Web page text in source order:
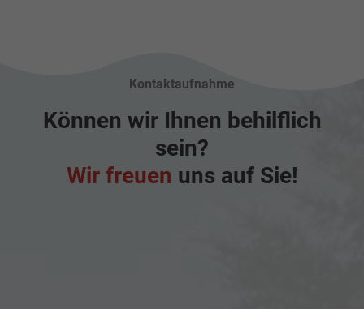
Kontaktaufnahme
Können wir Ihnen behilflich
sein?
Wir freuen uns auf Sie!